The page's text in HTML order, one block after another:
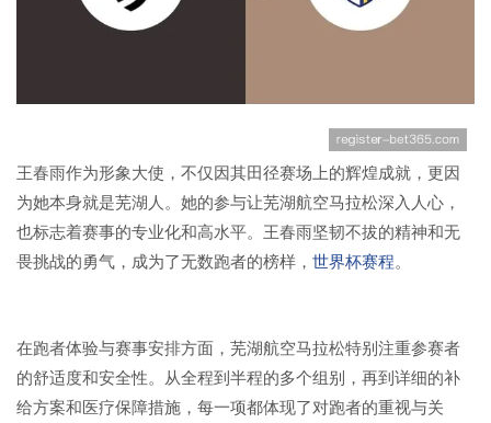
王春雨作为形象大使，不仅因其田径赛场上的辉煌成就，更因
为她本身就是芜湖人。她的参与让芜湖航空马拉松深入人心，
也标志着赛事的专业化和高水平。王春雨坚韧不拔的精神和无
畏挑战的勇气，成为了无数跑者的榜样， 世界杯赛程。
在跑者体验与赛事安排方面，芜湖航空马拉松特别注重参赛者
的舒适度和安全性。从全程到半程的多个组别，再到详细的补
给方案和医疗保障措施，每一项都体现了对跑者的重视与关